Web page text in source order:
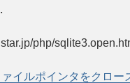
php/
イルポインタをクロー